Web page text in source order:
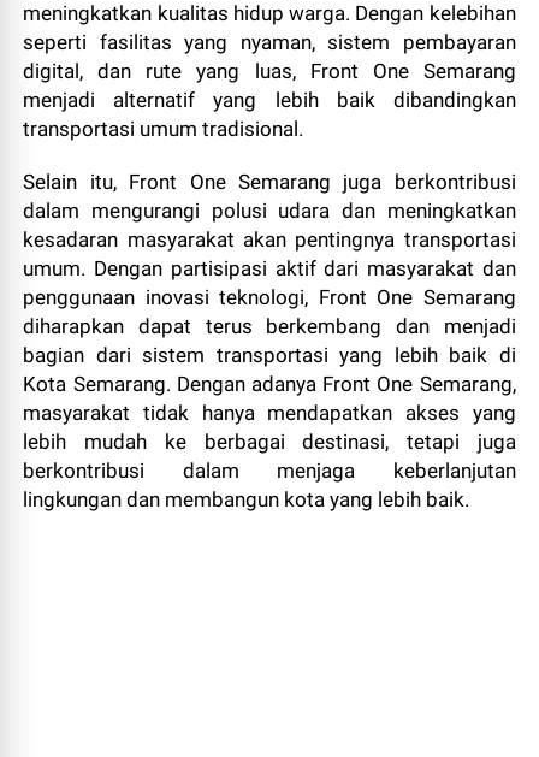
meningkatkan kualitas hidup warga. Dengan kelebihan
seperti fasilitas yang nyaman, sistem pembayaran
digital, dan rute yang luas, Front One Semarang
menjadi alternatif yang lebih baik dibandingkan
transportasi umum tradisional.
Selain itu, Front One Semarang juga berkontribusi
dalam mengurangi polusi udara dan meningkatkan
kesadaran masyarakat akan pentingnya transportasi
umum. Dengan partisipasi aktif dari masyarakat dan
penggunaan inovasi teknologi, Front One Semarang
diharapkan dapat terus berkembang dan menjadi
bagian dari sistem transportasi yang lebih baik di
Kota Semarang. Dengan adanya Front One Semarang,
masyarakat tidak hanya mendapatkan akses yang
lebih mudah ke berbagai destinasi, tetapi juga
berkontribusi dalam menjaga keberlanjutan
lingkungan dan membangun kota yang lebih baik.